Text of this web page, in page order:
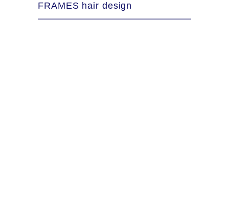
FRAMES hair design